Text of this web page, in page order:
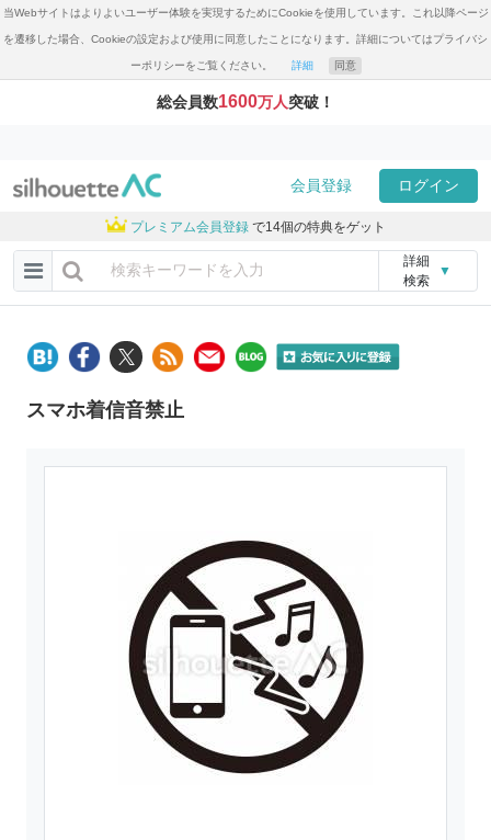
当Webサイトはよりよいユーザー体験を実現するためにCookieを使用しています。これ以降ページ
を遷移した場合、Cookieの設定および使用に同意したことになります。詳細についてはプライバシ
ーポリシーをご覧ください。 詳細 同意
総会員数1600万人突破！
会員登録 ログイン
プレミアム会員登録 で14個の特典をゲット
詳細
検索
▼
スマホ着信音禁止